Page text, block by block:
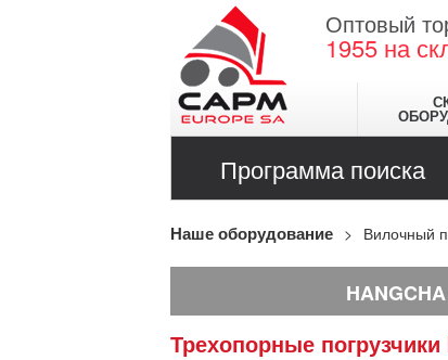
Оптовый
1955 на
Программа поиска
Наше оборудование Вилочный
Трехопорные погрузчики